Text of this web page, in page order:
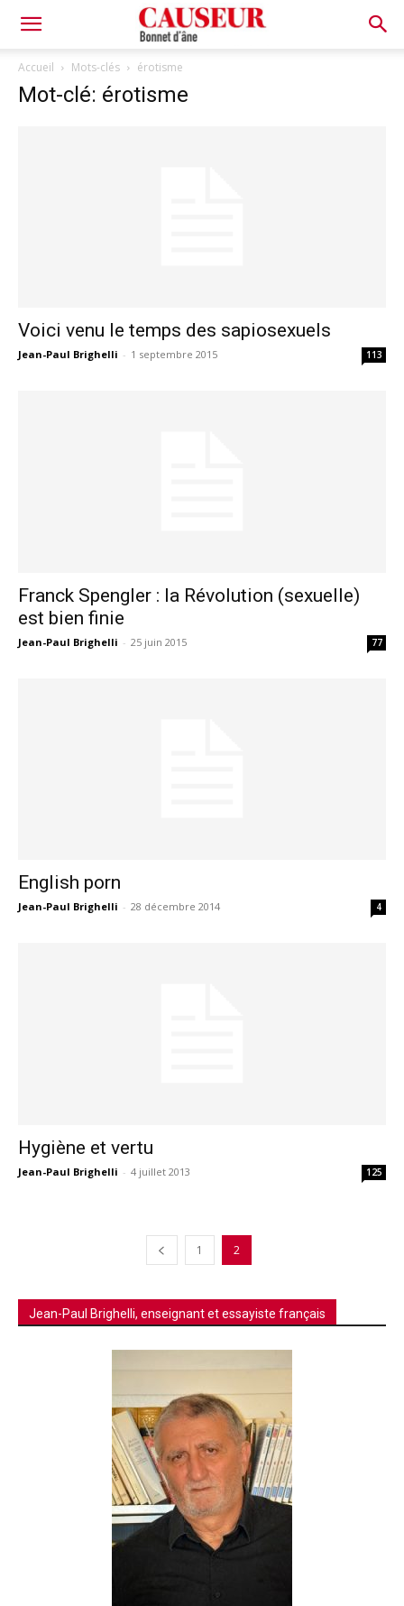
Bonnet
d'âne
Accueil Mots-clés érotisme
Mot-clé: érotisme
Voici venu le temps des sapiosexuels
Jean-Paul Brighelli - 1 septembre 2015 113
Franck Spengler : la Révolution (sexuelle)
est bien finie
Jean-Paul Brighelli - 25 juin 2015 77
English porn
Jean-Paul Brighelli - 28 décembre 2014 4
Hygiène et vertu
Jean-Paul Brighelli - 4 juillet 2013 125
1 2
Jean-Paul Brighelli, enseignant et essayiste français